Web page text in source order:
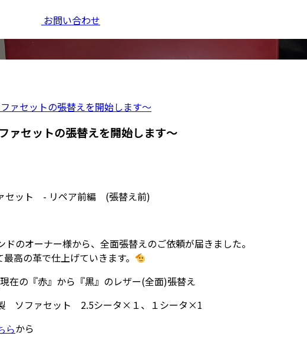
お問い合わせ
ァセットの張替えを開始します～
ァセットの張替えを開始します～
のオーナー様から、全面張替えのご依頼が届きました。
高の革で仕上げていきます。
在の『赤』から『黒』のレザー(全面)張替え
ソファセット 2.5シータ×１、１シータ×1
らから